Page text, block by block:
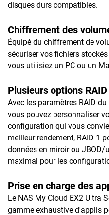
disques durs compatibles.
Chiffrement des
Équipé du chiffrement de
sécuriser vos fichiers
vous utilisiez un PC ou un
Plusieurs options RAID
Avec les paramètres RAID
vous pouvez personnaliser
configuration qui vous
meilleur rendement, RAID 1
données en miroir ou JBOD/
maximal pour les
Prise en charge des
Le NAS My Cloud EX2 Ultra
gamme exhaustive d'applis